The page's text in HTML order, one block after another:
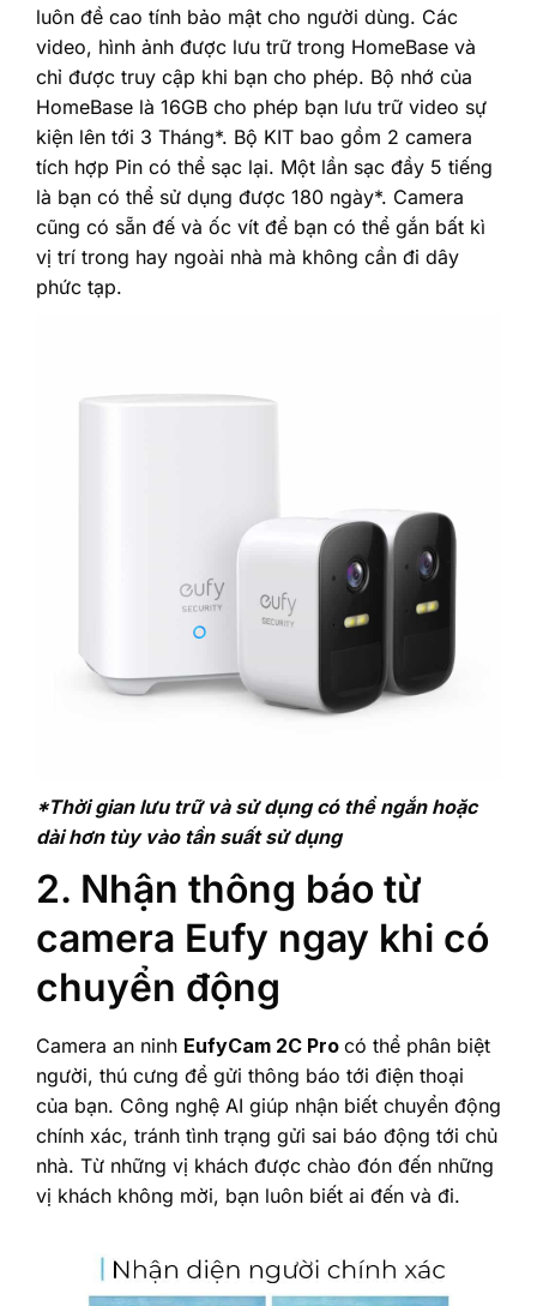
luôn đề cao tính bảo mật cho người dùng. Các
video, hình ảnh được lưu trữ trong HomeBase và
chỉ được truy cập khi bạn cho phép. Bộ nhớ của
HomeBase là 16GB cho phép bạn lưu trữ video sự
kiện lên tới 3 Tháng*. Bộ KIT bao gồm 2 camera
tích hợp Pin có thể sạc lại. Một lần sạc đầy 5 tiếng
là bạn có thể sử dụng được 180 ngày*. Camera
cũng có sẵn đế và ốc vít để bạn có thể gắn bất kì
vị trí trong hay ngoài nhà mà không cần đi dây
phức tạp.
*Thời gian lưu trữ và sử dụng có thể ngắn hoặc
dài hơn tùy vào tần suất sử dụng
2. Nhận thông báo từ
camera Eufy ngay khi có
chuyển động
Camera an ninh EufyCam 2C Pro có thể phân biệt
người, thú cưng để gửi thông báo tới điện thoại
của bạn. Công nghệ AI giúp nhận biết chuyển động
chính xác, tránh tình trạng gửi sai báo động tới chủ
nhà. Từ những vị khách được chào đón đến những
vị khách không mời, bạn luôn biết ai đến và đi.